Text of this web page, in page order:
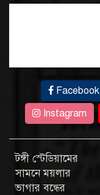
Facebook
Instagram
টঙ্গী স্টেডিয়ামের
সামনে ময়লার
ভাগার বন্ধের